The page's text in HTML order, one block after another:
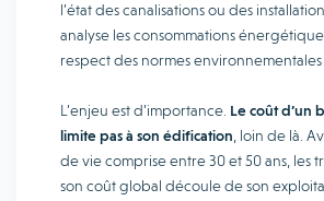
l’état des canalisations ou des
analyse les consommations
respect des normes
L’enjeu est d’importance. Le coût d’un
limite pas à son édification , loin de là.
de vie comprise entre 30 et 50 ans, les
son coût global découle de son